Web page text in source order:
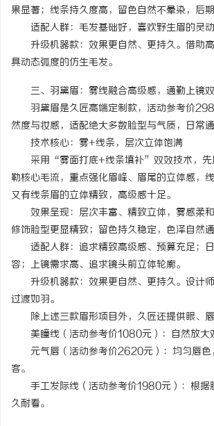
果显著；线条持久度高，留色自然不晕染，后
适配人群：毛发基础好，喜欢野生眉的灵
升级机器款：效果更自然、更持久。借助高
具动态弧度的仿生毛发。
三、羽黛眉：雾线融合高级感，通勤上镜
羽黛眉是久匠高端定制款，活动参考价
然度与妆感，适配绝大多数脸型与气质，日常
技术核心：雾+线条，层次立体饱满
采用“雾面打底+线条填补”双效技术，先用
勒核心毛流，重点强化眉峰、眉尾的立体感，
又有线条眉的立体精致，高级感十足。
效果呈现：层次丰富、精致立体，雾感柔和
修饰脸型更显精致；留色持久稳定，色泽自然
适配人群：追求精致高级感、预算充足；日
容；上镜需求高、追求镜头前立体轮廓。
升级机器款：效果更自然、更持久。设计师
过渡如羽。
除上述三款眉形项目外，久匠还提供眼、
美瞳线（活动参考价1080元）：自然放大
元气唇（活动参考价2620元）：均匀唇色
客。
手工发际线（活动参考价1980元）：根据
久耐看。